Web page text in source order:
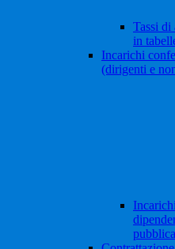
Tassi di
in
Incarichi
(dirigenti e